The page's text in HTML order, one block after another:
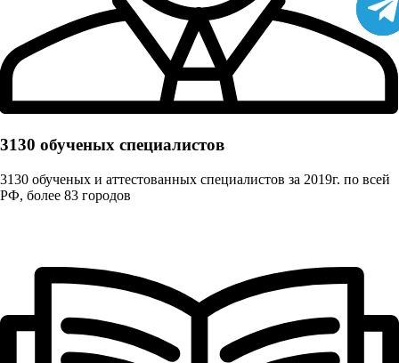
3130 обученых cпециалистов
3130 обученых и аттестованных специалистов за 2019г. по всей
РФ, более 83 городов